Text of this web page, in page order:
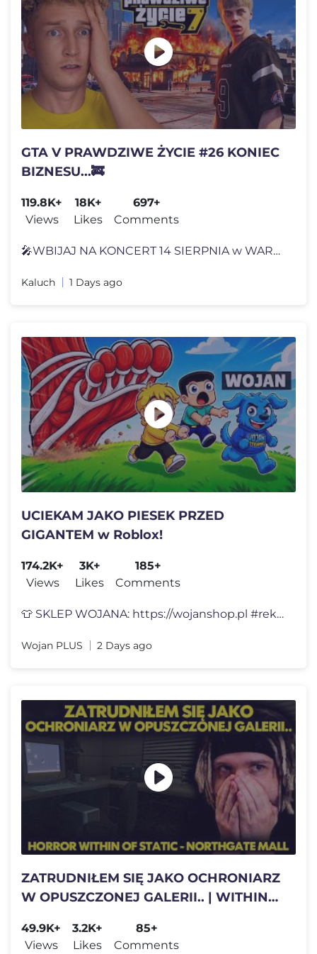
GTA V PRAWDZIWE ŻYCIE #26 KONIEC
BIZNESU...🚒
119.8K+
Views
18K+
Likes
697+
Comments
🎤WBIJAJ NA KONCERT 14 SIERPNIA w WARSZAWIE - https://stage24.pl/wyd
Kaluch 1 Days ago
UCIEKAM JAKO PIESEK PRZED
GIGANTEM w Roblox!
174.2K+
Views
3K+
Likes
185+
Comments
👕 SKLEP WOJANA: https://wojanshop.pl #reklama 🆕🍊 Nowy Wojanek
Wojan PLUS 2 Days ago
ZATRUDNIŁEM SIĘ JAKO OCHRONIARZ
W OPUSZCZONEJ GALERII.. | WITHIN
49.9K+
Views
3.2K+
Likes
85+
Comments